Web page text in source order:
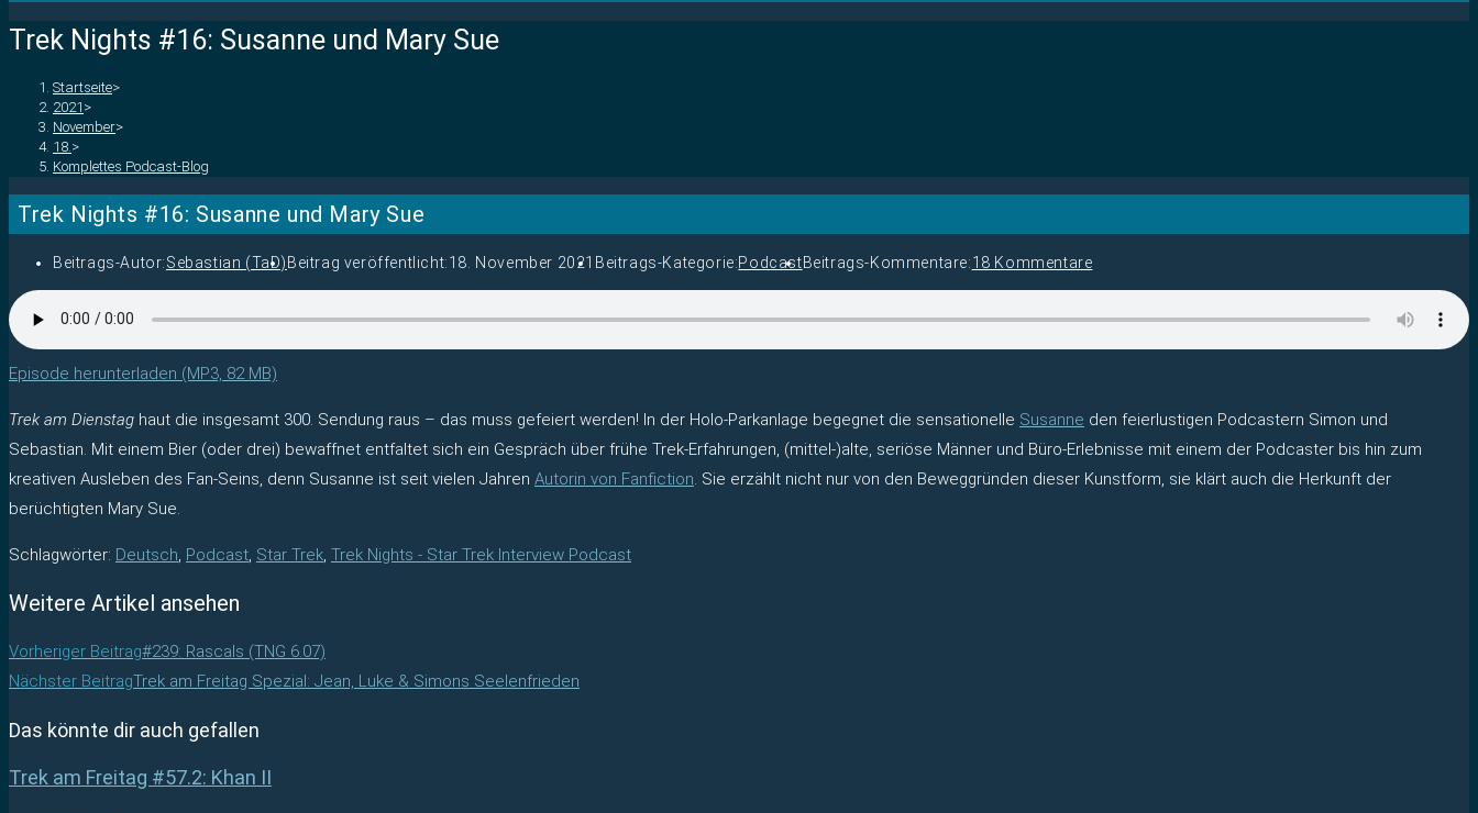
Trek Nights #16: Susanne und Mary Sue
Startseite>
2021 >
November>
18. >
Komplettes Podcast-Blog
Trek Nights #16: Susanne und Mary Sue
Beitrags-Autor:Sebastian (TaD) Beitrag veröffentlicht:18. November 2021 Beitrags-Kategorie:PodcastBeitrags-Kommentare:18 Kommentare
Episode herunterladen (MP3, 82 MB)
Trek am Dienstag haut die insgesamt 300. Sendung raus – das muss gefeiert werden! In der Holo-Parkanlage begegnet die sensationelle Susanne den feierlustigen Podcastern Simon und
Sebastian. Mit einem Bier (oder drei) bewaffnet entfaltet sich ein Gespräch über frühe Trek-Erfahrungen, (mittel-)alte, seriöse Männer und Büro-Erlebnisse mit einem der Podcaster bis hin zum
kreativen Ausleben des Fan-Seins, denn Susanne ist seit vielen Jahren Autorin von Fanfiction. Sie erzählt nicht nur von den Beweggründen dieser Kunstform, sie klärt auch die Herkunft der
berüchtigten Mary Sue.
Schlagwörter: Deutsch, Podcast, Star Trek, Trek Nights - Star Trek Interview Podcast
Weitere Artikel ansehen
Vorheriger Beitrag#239: Rascals (TNG 6.07)
Nächster BeitragTrek am Freitag Spezial: Jean, Luke & Simons Seelenfrieden
Das könnte dir auch gefallen
Trek am Freitag #57.2: Khan II